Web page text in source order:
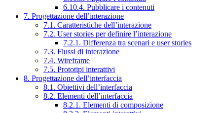
6.10.4. Pubblicare i contenuti
7. Progettazione dell’interazione
7.1. Caratteristiche dell’interazione
7.2. User stories per definire l’interazione
7.2.1. Differenza tra scenari e user stories
7.3. Flussi di interazione
7.4. Wireframe
7.5. Prototipi interattivi
8. Progettazione dell’interfaccia
8.1. Obiettivi dell’interfaccia
8.2. Elementi dell’interfaccia
8.2.1. Elementi di composizione